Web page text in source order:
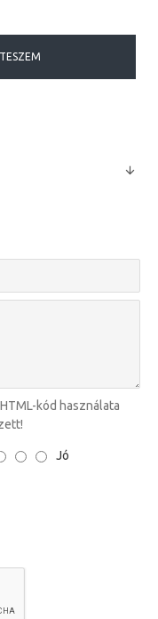
HTML-kód használata
Jó